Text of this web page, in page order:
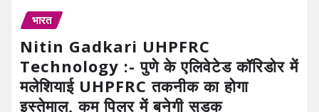
भारत
Nitin Gadkari UHPFRC
Technology :- पुणे के एलिवेटेड कॉरिडोर में
मलेशियाई UHPFRC तकनीक का होगा
इस्तेमाल, कम पिलर में बनेगी सड़क